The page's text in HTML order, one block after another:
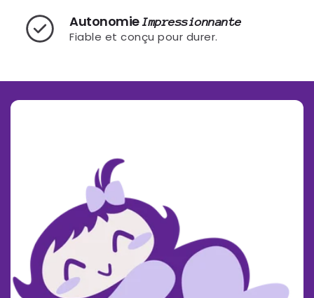
AutonomieImpressionnante
Fiable et conçu pour durer.